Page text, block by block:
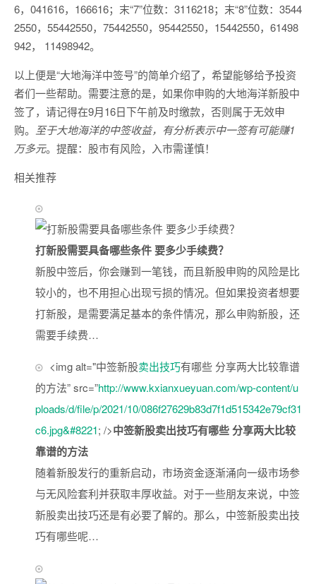
6，041616，166616；末“7”位数：3116218；末“8”位数：3544
2550，55442550，75442550，95442550，15442550，61498
942， 11498942。
以上便是“大地海洋中签号”的简单介绍了，希望能够给予投资
者们一些帮助。需要注意的是，如果你申购的大地海洋新股中
签了，请记得在9月16日下午前及时缴款，否则属于无效申
购。
至于大地海洋的中签收益，有分析表示中一签有可能赚1
万多元。提醒：股市有风险，入市需谨慎！
相关推荐
打新股需要具备哪些条件 要多少手续费？
新股中签后，你会赚到一笔钱，而且新股申购的风险是比
较小的，也不用担心出现亏损的情况。但如果投资者想要
打新股，是需要满足基本的条件情况，那么申购新股，还
需要手续费…
<img alt="中签新股卖出技巧有哪些 分享两大比较靠谱
的方法” src=”http://www.kxianxueyuan.com/wp-content/u
ploads/d/file/p/2021/10/086f27629b83d7f1d515342e79cf31
c6.jpg&#8221; />中签新股卖出技巧有哪些 分享两大比较
靠谱的方法
随着新股发行的重新启动，市场资金逐渐涌向一级市场参
与无风险套利并获取丰厚收益。对于一些朋友来说，中签
新股卖出技巧还是有必要了解的。那么，中签新股卖出技
巧有哪些呢…